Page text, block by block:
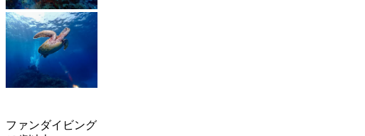
ファンダイビング